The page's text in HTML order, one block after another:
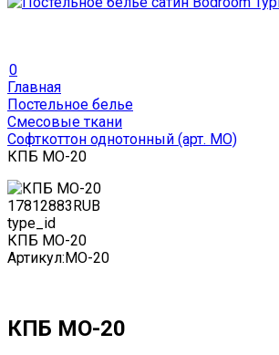
0
Главная
Постельное белье
Смесовые ткани
Софткоттон однотонный (арт. MO)
КПБ MO-20
17812883RUB
type_id
КПБ MO-20
Артикул:MO-20
КПБ MO-20